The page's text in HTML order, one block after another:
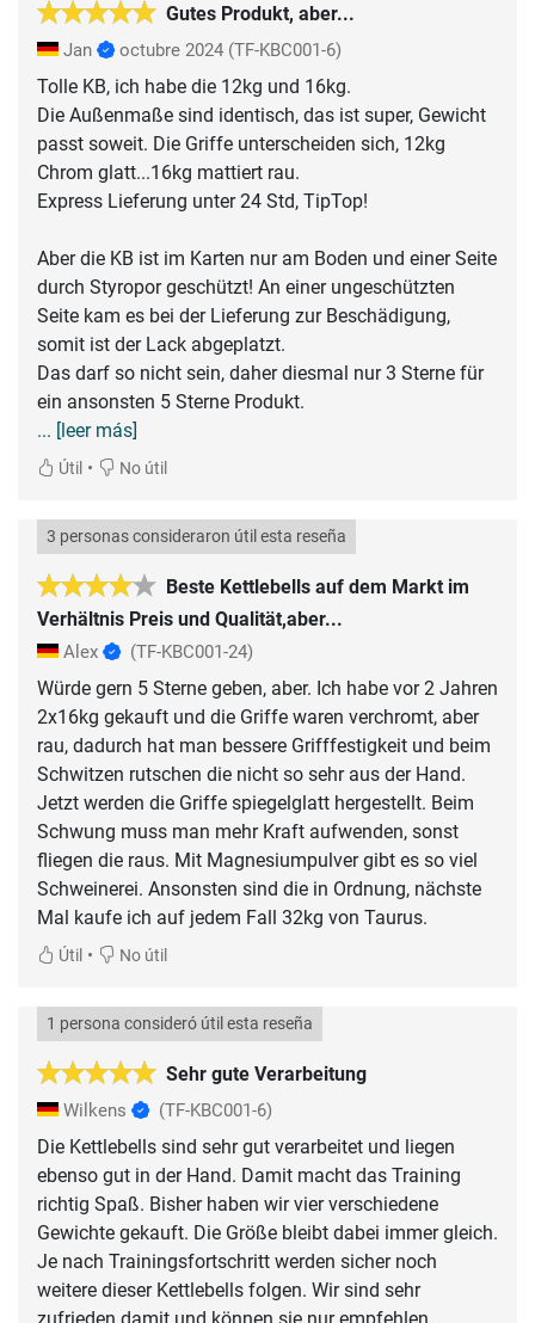
Gutes Produkt, aber...
Jan octubre 2024 (TF-KBC001-6)
Tolle KB, ich habe die 12kg und 16kg.
Die Außenmaße sind identisch, das ist super, Gewicht
passt soweit. Die Griffe unterscheiden sich, 12kg
Chrom glatt...16kg mattiert rau.
Express Lieferung unter 24 Std, TipTop!
Aber die KB ist im Karten nur am Boden und einer Seite
durch Styropor geschützt! An einer ungeschützten
Seite kam es bei der Lieferung zur Beschädigung,
somit ist der Lack abgeplatzt.
Das darf so nicht sein, daher diesmal nur 3 Sterne für
... [leer más]
Útil • No útil
Beste Kettlebells auf dem Markt im
Verhältnis Preis und Qualität,aber...
3 personas consideraron útil esta reseña
Alex (TF-KBC001-24)
Würde gern 5 Sterne geben, aber. Ich habe vor 2 Jahren
2x16kg gekauft und die Griffe waren verchromt, aber
rau, dadurch hat man bessere Grifffestigkeit und beim
Schwitzen rutschen die nicht so sehr aus der Hand.
Jetzt werden die Griffe spiegelglatt hergestellt. Beim
Schwung muss man mehr Kraft aufwenden, sonst
fliegen die raus. Mit Magnesiumpulver gibt es so viel
Schweinerei. Ansonsten sind die in Ordnung, nächste
Mal kaufe ich auf jedem Fall 32kg von Taurus.
Útil • No útil
Sehr gute Verarbeitung
1 persona consideró útil esta reseña
Wilkens (TF-KBC001-6)
Die Kettlebells sind sehr gut verarbeitet und liegen
ebenso gut in der Hand. Damit macht das Training
richtig Spaß. Bisher haben wir vier verschiedene
Gewichte gekauft. Die Größe bleibt dabei immer gleich.
Je nach Trainingsfortschritt werden sicher noch
weitere dieser Kettlebells folgen. Wir sind sehr